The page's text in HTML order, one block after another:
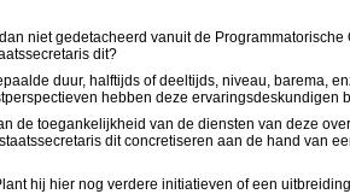
niet gedetacheerd vanuit de
dit?
duur, halftijds of deeltijds, niveau, barema,
hebben deze ervaringsdeskundigen
de toegankelijkheid van de diensten van deze
dit concretiseren aan de hand van
hij hier nog verdere initiatieven of een